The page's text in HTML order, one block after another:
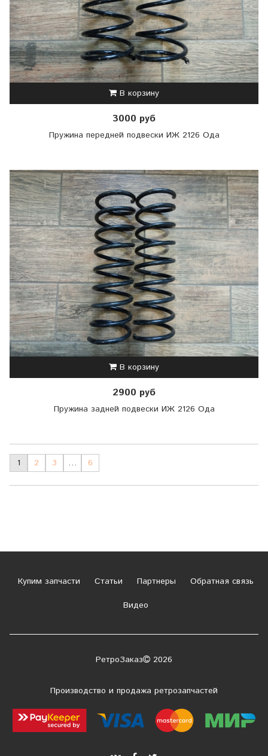
В корзину
3000 руб
Пружина передней подвески ИЖ 2126 Ода
В корзину
2900 руб
Пружина задней подвески ИЖ 2126 Ода
1 2 3 … 6
Купим запчасти Статьи Партнеры
Обратная связь
Видео
РетроЗаказ 2026
Производство и продажа ретрозапчастей